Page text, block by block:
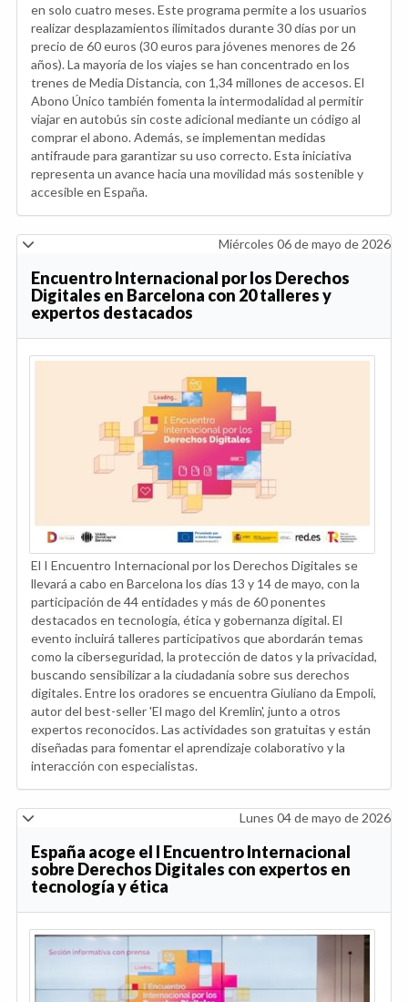
en solo cuatro meses. Este programa permite a los usuarios
realizar desplazamientos ilimitados durante 30 días por un
precio de 60 euros (30 euros para jóvenes menores de 26
años). La mayoría de los viajes se han concentrado en los
trenes de Media Distancia, con 1,34 millones de accesos. El
Abono Único también fomenta la intermodalidad al permitir
viajar en autobús sin coste adicional mediante un código al
comprar el abono. Además, se implementan medidas
antifraude para garantizar su uso correcto. Esta iniciativa
representa un avance hacia una movilidad más sostenible y
accesible en España.
Miércoles 06 de mayo de 2026
Encuentro Internacional por los Derechos
Digitales en Barcelona con 20 talleres y
expertos destacados
El I Encuentro Internacional por los Derechos Digitales se
llevará a cabo en Barcelona los días 13 y 14 de mayo, con la
participación de 44 entidades y más de 60 ponentes
destacados en tecnología, ética y gobernanza digital. El
evento incluirá talleres participativos que abordarán temas
como la ciberseguridad, la protección de datos y la privacidad,
buscando sensibilizar a la ciudadanía sobre sus derechos
digitales. Entre los oradores se encuentra Giuliano da Empoli,
autor del best-seller 'El mago del Kremlin', junto a otros
expertos reconocidos. Las actividades son gratuitas y están
diseñadas para fomentar el aprendizaje colaborativo y la
interacción con especialistas.
Lunes 04 de mayo de 2026
España acoge el I Encuentro Internacional
sobre Derechos Digitales con expertos en
tecnología y ética